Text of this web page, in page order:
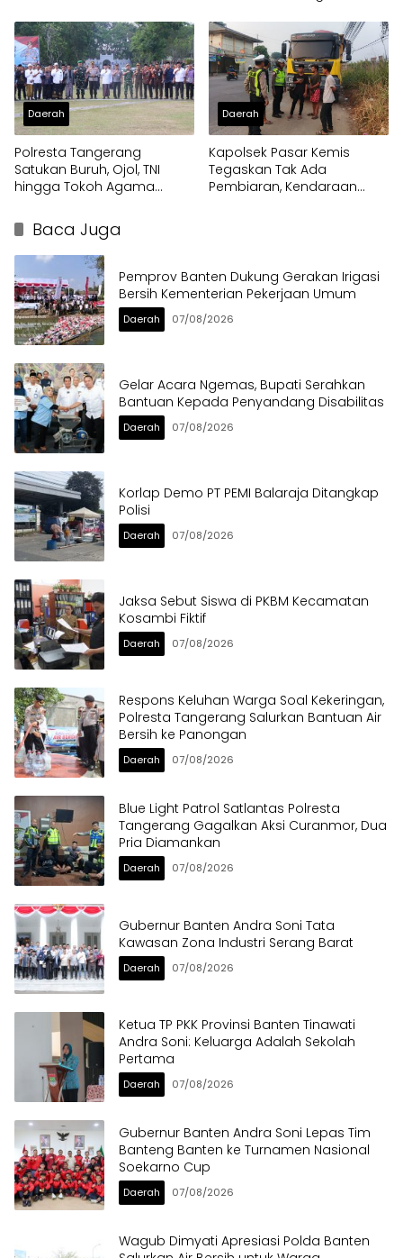
Daerah
Polresta Tangerang
Satukan Buruh, Ojol, TNI
hingga Tokoh Agama
Daerah
Kapolsek Pasar Kemis
Tegaskan Tak Ada
Pembiaran, Kendaraan
Baca Juga
Pemprov Banten Dukung Gerakan Irigasi
Bersih Kementerian Pekerjaan Umum
Daerah 07/08/2026
Gelar Acara Ngemas, Bupati Serahkan
Bantuan Kepada Penyandang Disabilitas
Daerah 07/08/2026
Korlap Demo PT PEMI Balaraja Ditangkap
Polisi
Daerah 07/08/2026
Jaksa Sebut Siswa di PKBM Kecamatan
Kosambi Fiktif
Daerah 07/08/2026
Respons Keluhan Warga Soal Kekeringan,
Polresta Tangerang Salurkan Bantuan Air
Bersih ke Panongan
Daerah 07/08/2026
Blue Light Patrol Satlantas Polresta
Tangerang Gagalkan Aksi Curanmor, Dua
Pria Diamankan
Daerah 07/08/2026
Gubernur Banten Andra Soni Tata
Kawasan Zona Industri Serang Barat
Daerah 07/08/2026
Ketua TP PKK Provinsi Banten Tinawati
Andra Soni: Keluarga Adalah Sekolah
Pertama
Daerah 07/08/2026
Gubernur Banten Andra Soni Lepas Tim
Banteng Banten ke Turnamen Nasional
Soekarno Cup
Daerah 07/08/2026
Wagub Dimyati Apresiasi Polda Banten